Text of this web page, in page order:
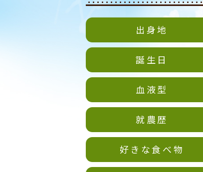
出身地
誕生日
血液型
就農歴
好きな食べ物